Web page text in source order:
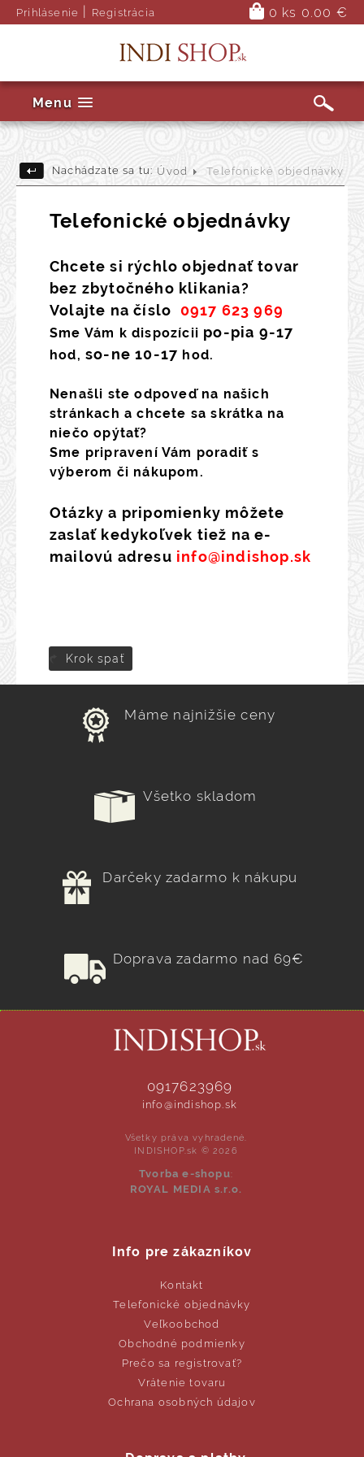
Prihlásenie Registrácia 0 ks 0.00 €
Menu
Nachádzate sa tu: Úvod Telefonické objednávky
Telefonické objednávky
Chcete si rýchlo objednať tovar
bez zbytočného klikania?
Volajte na číslo 0917 623 969
Sme Vám k dispozícii po-pia 9-17
hod, so-ne 10-17 hod.
Nenašli ste odpoveď na našich
stránkach a chcete sa skrátka na
niečo opýtať?
Sme pripravení Vám poradiť s
výberom či nákupom.
Otázky a pripomienky môžete
zaslať kedykoľvek tiež na e-
mailovú adresu info@indishop.sk
Krok spať
Máme najnižšie ceny
Všetko skladom
Darčeky zadarmo k nákupu
Doprava zadarmo nad 69€
0917623969
info@indishop.sk
Všetky práva vyhradené.
INDISHOP.sk © 2026
Tvorba e-shopu:
ROYAL MEDIA s.r.o.
Info pre zákazníkov
Kontakt
Telefonické objednávky
Veľkoobchod
Obchodné podmienky
Prečo sa registrovať?
Vrátenie tovaru
Ochrana osobných údajov